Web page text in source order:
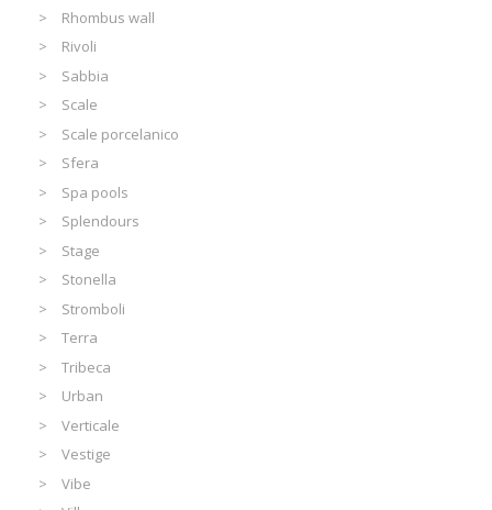
Rhombus wall
Rivoli
Sabbia
Scale
Scale porcelanico
Sfera
Spa pools
Splendours
Stage
Stonella
Stromboli
Terra
Tribeca
Urban
Verticale
Vestige
Vibe